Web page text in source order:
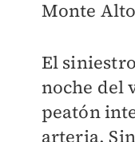
Monte
El
noche del
peatón
arteria.